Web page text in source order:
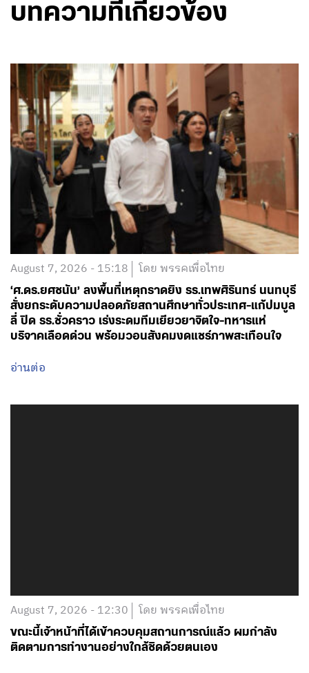
บทความที่เกี่ยวข้อง
August 7, 2026 - 15:18 โดย พรรคเพื่อไทย
‘ศ.ดร.ยศชนัน’ ลงพื้นที่เหตุกราดยิง รร.เทพศิรินทร์ นนทบุรี
สั่งยกระดับความปลอดภัยสถานศึกษาทั่วประเทศ-แก้ปมบูล
ลี่ ปิด รร.ชั่วคราว เร่งระดมทีมเยียวยาจิตใจ-ทหารแห่
บริจาคเลือดด่วน พร้อมวอนสังคมงดแชร์ภาพสะเทือนใจ
อ่านต่อ
August 7, 2026 - 12:30 โดย พรรคเพื่อไทย
ขณะนี้เจ้าหน้าที่ได้เข้าควบคุมสถานการณ์แล้ว ผมกำลัง
ติดตามการทำงานอย่างใกล้ชิดด้วยตนเอง